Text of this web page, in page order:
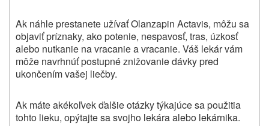
Ak náhle prestanete užívať Olanzapin Actavis, môžu sa
objaviť príznaky, ako potenie, nespavosť, tras, úzkosť
alebo nutkanie na vracanie a vracanie. Váš lekár vám
môže navrhnúť postupné znižovanie dávky pred
ukončením vašej liečby.
Ak máte akékoľvek ďalšie otázky týkajúce sa použitia
tohto lieku, opýtajte sa svojho lekára alebo lekárnika.